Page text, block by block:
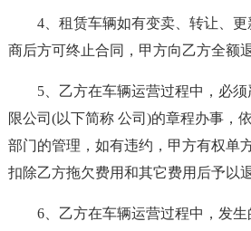
4、租赁车辆如有变卖、转让、
商后方可终止合同，甲方向乙方全额
5、乙方在车辆运营过程中，必
限公司(以下简称 公司)的章程办事，
部门的管理，如有违约，甲方有权单
扣除乙方拖欠费用和其它费用后予以退
6、乙方在车辆运营过程中，发